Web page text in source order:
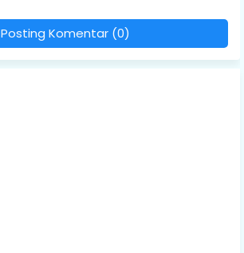
Posting Komentar (0)